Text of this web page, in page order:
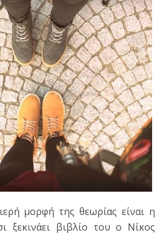
ξεκινάει βιβλίο του ο Νίκος